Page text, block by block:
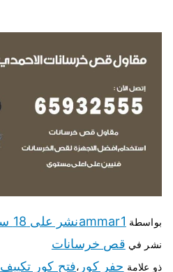
بواسطة ammar1نشر على 18 سبتمبر، 2020
نشر في قص خرسانات
ذو علامة حفر كور ،فتح كور تكييف